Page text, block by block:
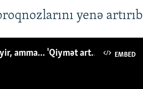
yenə artırıb
EMBED
Azərbaycanlı avropalıdan iki dəfə az ət yeyir, amma... 'Qiymət artımı qaçılmazdır'